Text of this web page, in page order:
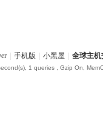
手机版 小黑屋 全球主机
1 queries , Gzip On,